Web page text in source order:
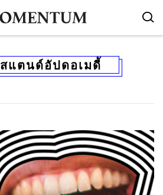
สแตนด์อัปดอเมดี้